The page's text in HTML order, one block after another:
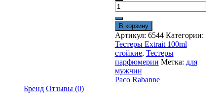
Количество
товара
Тестер
Extrait
Paco
Rabanne
Invictus
100ml
В корзину
Артикул: 6544 Категории:
Тестеры Extrait 100ml
стойкие, Тестеры
парфюмерии Метка: для
мужчин
Paco Rabanne
Бренд Отзывы (0)